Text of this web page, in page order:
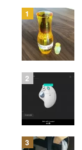
ー
ジ
送
り